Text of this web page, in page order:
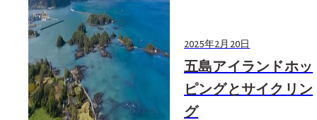
2025年2月20日
五島アイランドホッ
ピングとサイクリン
グ